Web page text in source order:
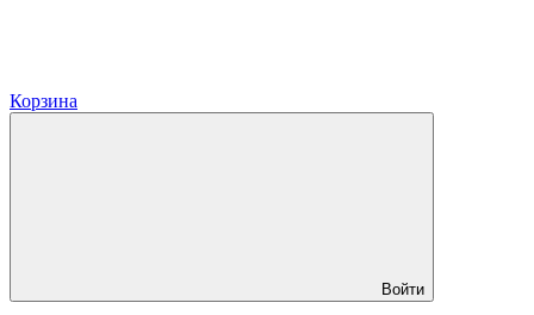
Корзина
Войти